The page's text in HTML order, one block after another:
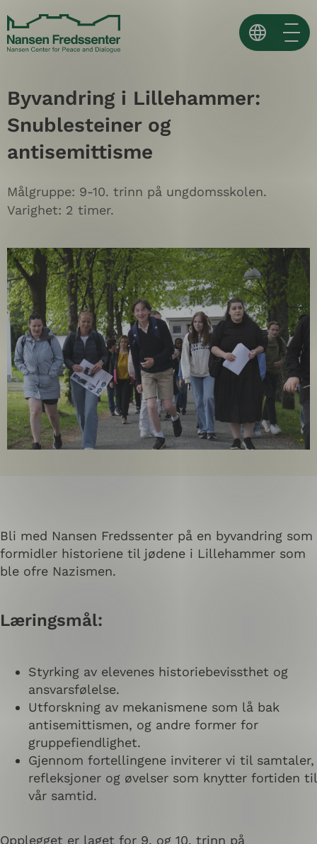
to
content
English
Byvandring i Lillehammer:
Snublesteiner og
antisemittisme
Målgruppe: 9-10. trinn på ungdomsskolen.
Varighet: 2 timer.
Bli med Nansen Fredssenter på en byvandring som
formidler historiene til jødene i Lillehammer som
ble ofre Nazismen.
Læringsmål:
Styrking av elevenes historiebevissthet og
ansvarsfølelse.
Utforskning av mekanismene som lå bak
antisemittismen, og andre former for
gruppefiendlighet.
Gjennom fortellingene inviterer vi til samtaler,
refleksjoner og øvelser som knytter fortiden til
vår samtid.
Opplegget er laget for 9. og 10. trinn på